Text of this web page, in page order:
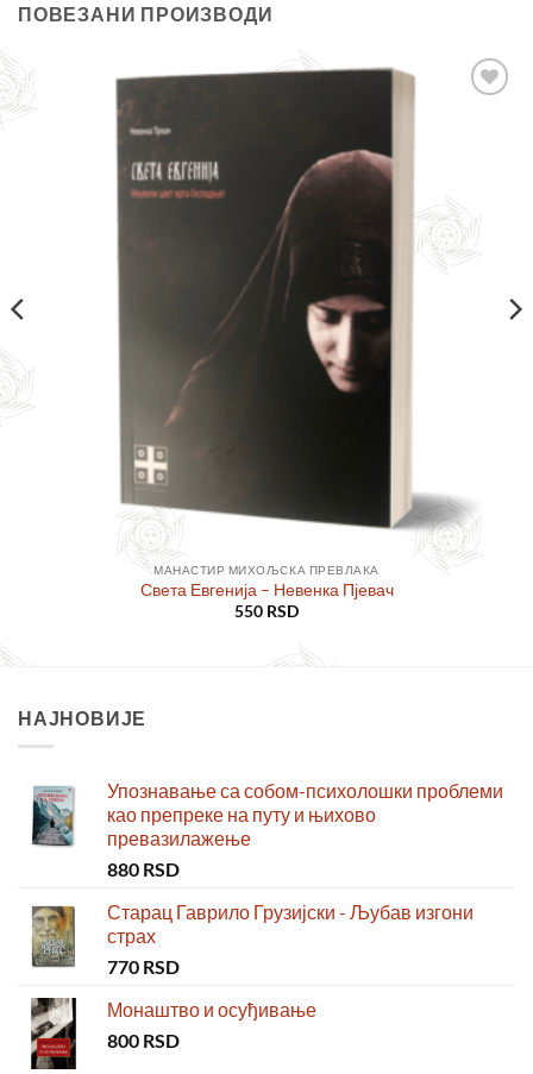
ПОВЕЗАНИ ПРОИЗВОДИ
МАНАСТИР МИХОЉСКА ПРЕВЛАКА
Света Евгенија – Невенка Пјевач
550 RSD
НАЈНОВИЈЕ
Упознавање са собом-психолошки проблеми
као препреке на путу и њихово
превазилажење
880 RSD
Старац Гаврило Грузијски - Љубав изгони
страх
770 RSD
Монаштво и осуђивање
800 RSD